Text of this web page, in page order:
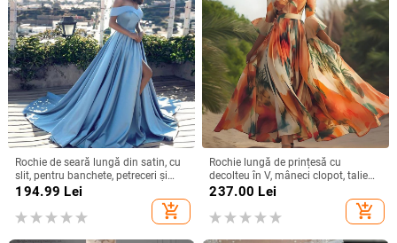
Rochie de seară lungă din satin, cu
slit, pentru banchete, petreceri și
evenimente formale
194.99 Lei
add_shopping_cart
Rochie lungă de prințesă cu
decolteu în V, mâneci clopot, talie
înaltă, imprimeu geometric,
237.00 Lei
add_shopping_cart